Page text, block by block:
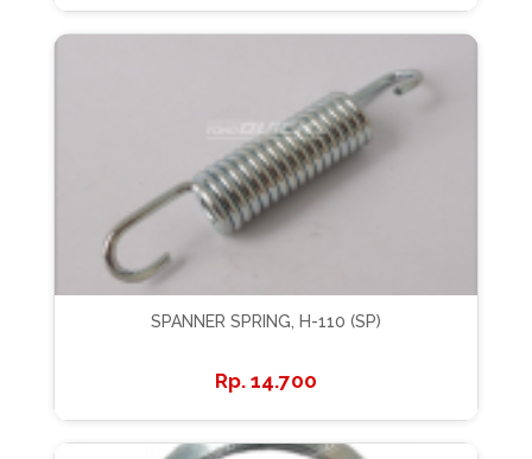
SPANNER SPRING, H-110 (SP)
14.700